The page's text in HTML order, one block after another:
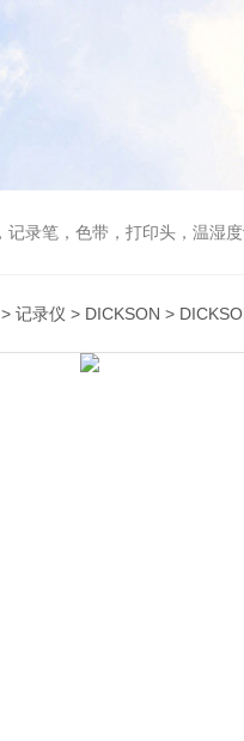
记录笔，色带，打印头，温湿
> 记录仪 > DICKSON >